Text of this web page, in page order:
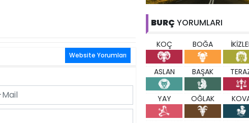
Website Yorumları
BURÇ YORUMLARI
KOÇ BOĞA
ASLAN BAŞAK
YAY OĞLAK